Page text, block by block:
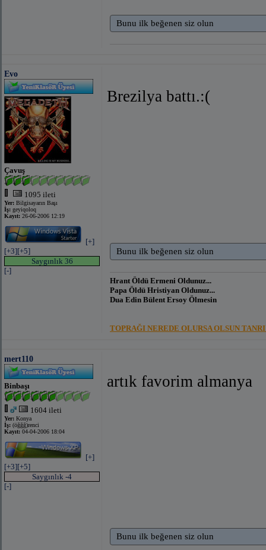
Bunu ilk beğenen siz olun
Evo
Çavuş
1095 ileti
Yer: Bilgisayarın Başı
İş: geyiqoloq
Kayıt: 26-06-2006 12:19
[+]
[+3][+5]
Saygınlık 36
[-]
Brezilya battı.:(
Bunu ilk beğenen siz olun
Hrant Öldü Ermeni Oldunuz...
Papa Öldü Hristiyan Oldunuz...
Dua Edin Bülent Ersoy Ölmesin
TOPRAĞI NEREDE OLURSA OLSUN
mert110
Binbaşı
1604 ileti
Yer: Konya
İş: (öğğğ)renci
Kayıt: 04-04-2006 18:04
[+]
[+3][+5]
Saygınlık -4
[-]
artık favorim almanya
Bunu ilk beğenen siz olun